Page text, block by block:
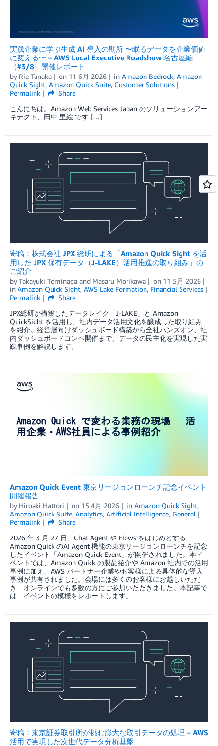
実践企業に学ぶ生成 AI 導入の勘所 〜眠るデータを企業価値
に変える〜 – AWS Local Executive Roadshow 名古屋編
（#3/8）開催レポート
by Rie Tanaka on 11 6月 2026 in Amazon Bedrock, Amazon
Quick Sight, Amazon Quick Suite, Customer Solutions
Permalink
Share
こんにちは。Amazon Web Services Japan のソリューションアー
キテクト、田中 里絵 です […]
寄稿：株式会社 JPX 総研による「Amazon Quick Sight を活
用した JPX 保有データ（J-LAKE）活用推進の取り組み」の
ご紹介
by Takayuki Tominaga and Masaru Morikawa on 11 5月 2026
in Amazon Quick Sight, AWS Lake Formation, Financial Services
Permalink
Share
JPX総研が構築したデータレイク「J-LAKE」と Amazon
QuickSight を活用し、社内データ活用文化を醸成した取り組み
を紹介。経営層向けダッシュボード構築から全社ハンズオン、社
内ダッシュボードコンペ開催まで、データの民主化を実現した実
践事例を解説します。
Amazon Quick Event 東京リージョンローンチ記念イベント
開催報告
by Hiroaki Hattori on 15 4月 2026 in Amazon Quick Sight,
Amazon Quick Suite, Analytics, Artificial Intelligence, General
Permalink
Share
2026 年 3 月 27 日、Chat Agent や Flows をはじめとする
Amazon Quick のAI Agent 機能の東京リージョンローンチを記念
したイベント「Amazon Quick Event」が開催されました。本イ
ベントでは、Amazon Quick の製品紹介や Amazon 社内での活用
事例に加え、AWS パートナー企業やお客様による具体的な導入
事例が共有されました。会場には多くのお客様にお越しいただ
き、オンラインでも多数の方にご参加いただきました。本記事で
は、イベントの模様をレポートします。
寄稿：東京証券取引所が挑む膨大な取引データの処理 – AWS
活用で実現した次世代データ分析基盤